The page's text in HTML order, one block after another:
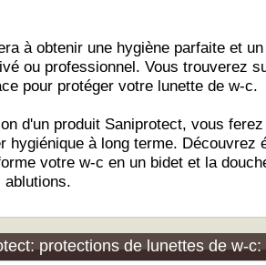
à obtenir une hygiène parfaite et
ou professionnel. Vous trouverez
pour protéger votre lunette de w-c.
d'un produit Saniprotect, vous
hygiénique à long terme. Découvrez
votre w-c en un bidet et la
ablutions.
protections de lunettes de w-c: